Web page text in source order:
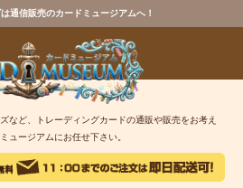
通信販売のカードミュージアムへ！
など、トレーディングカードの通販や販売をお考え
ュージアムにお任せ下さい。